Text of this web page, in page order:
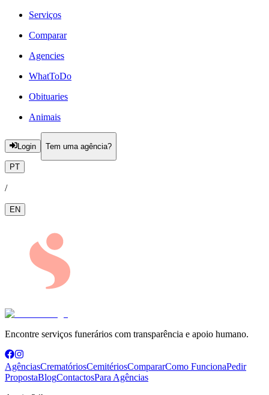
Serviços
Comparar
Agencies
WhatToDo
Obituaries
Animais
Login Tem uma agência?
PT
/
EN
Encontre serviços funerários com transparência e apoio humano.
AgênciasCrematóriosCemitériosCompararComo FuncionaPedir
PropostaBlogContactosPara Agências